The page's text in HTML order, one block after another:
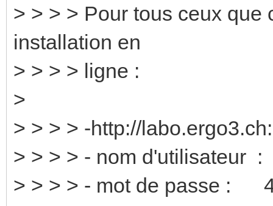
> > > > Pour tous ceux que
installation en
> > > > ligne :
>
> > > > -http://
> > > > - nom d'utilisateur :
> > > > - mot de passe :